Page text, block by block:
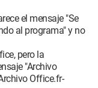
el mensaje "Se
al programa" y no
pero la
"Archivo
Office.fr-